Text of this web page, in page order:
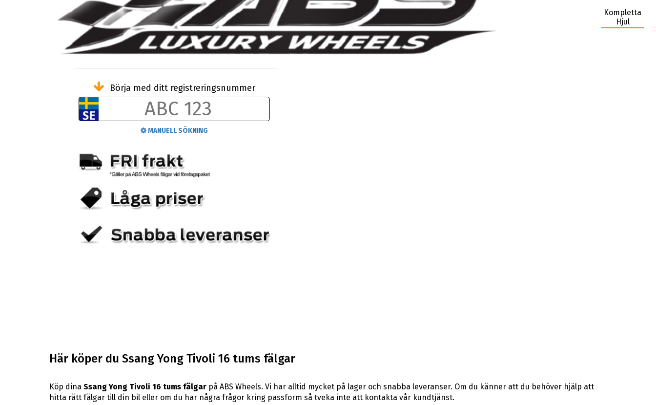
Kompletta
Hjul
Börja med ditt registreringsnummer
MANUELL SÖKNING
Här köper du Ssang Yong Tivoli 16 tums fälgar
Köp dina Ssang Yong Tivoli 16 tums fälgarpå ABS Wheels. Vi har alltid mycket på lager och snabba leveranser. Om du känner att du behöver hjälp att
hitta rätt fälgar till din bil eller om du har några frågor kring passform så tveka inte att kontakta vår kundtjänst.